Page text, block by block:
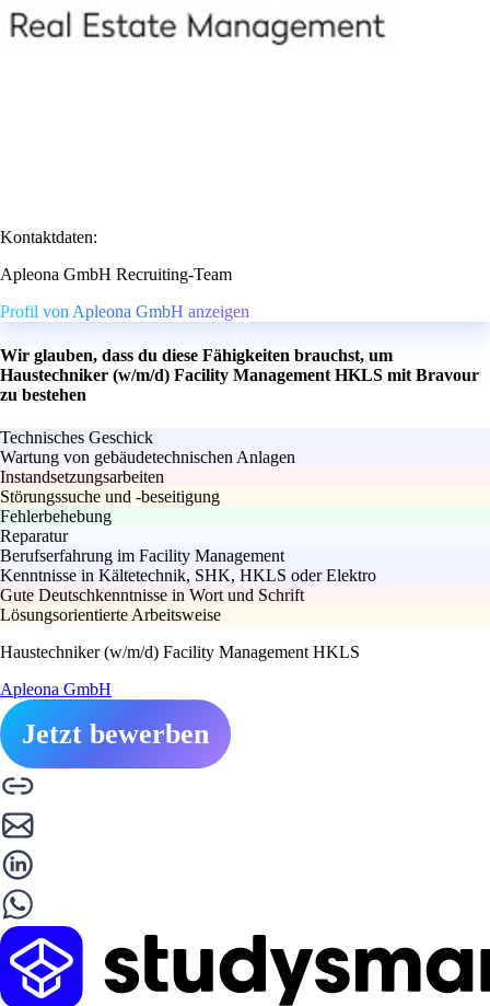
Kontaktdaten:
Apleona GmbH Recruiting-Team
Profil von Apleona GmbH anzeigen
Wir glauben, dass du diese Fähigkeiten brauchst, um
Haustechniker (w/m/d) Facility Management HKLS mit Bravour
zu bestehen
Technisches Geschick
Wartung von gebäudetechnischen Anlagen
Instandsetzungsarbeiten
Störungssuche und -beseitigung
Fehlerbehebung
Reparatur
Berufserfahrung im Facility Management
Kenntnisse in Kältetechnik, SHK, HKLS oder Elektro
Gute Deutschkenntnisse in Wort und Schrift
Lösungsorientierte Arbeitsweise
Haustechniker (w/m/d) Facility Management HKLS
Apleona GmbH
Jetzt bewerben